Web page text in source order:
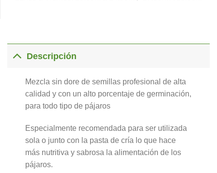
Descripción
Mezcla sin dore de semillas profesional de alta
calidad y con un alto porcentaje de germinación,
para todo tipo de pájaros
Especialmente recomendada para ser utilizada
sola o junto con la pasta de cría lo que hace
más nutritiva y sabrosa la alimentación de los
pájaros.